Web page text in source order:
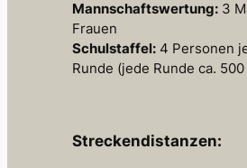
Mannschaftswertung:3
Frauen
Schulstaffel:4 Personen
Runde (jede Runde ca. 500
Streckendistanzen: